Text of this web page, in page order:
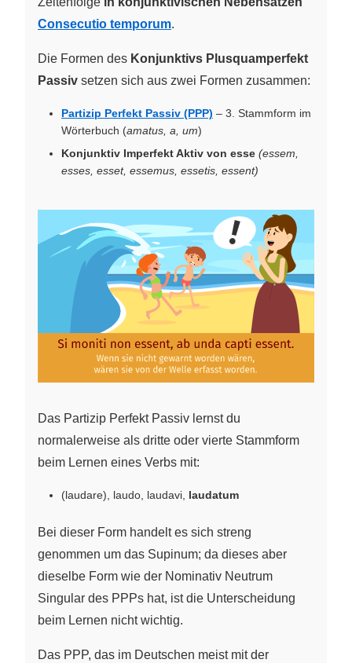
Consecutio temporum.
Die Formen des Konjunktivs Plusquamperfekt
Passiv setzen sich aus zwei Formen zusammen:
Partizip Perfekt Passiv (PPP) – 3. Stammform im
Wörterbuch (amatus, a, um)
Konjunktiv Imperfekt Aktiv von esse (essem,
esses, esset, essemus, essetis, essent)
Das Partizip Perfekt Passiv lernst du
normalerweise als dritte oder vierte Stammform
beim Lernen eines Verbs mit:
(laudare), laudo, laudavi, laudatum
Bei dieser Form handelt es sich streng
genommen um das Supinum; da dieses aber
dieselbe Form wie der Nominativ Neutrum
Singular des PPPs hat, ist die Unterscheidung
beim Lernen nicht wichtig.
Das PPP, das im Deutschen meist mit der